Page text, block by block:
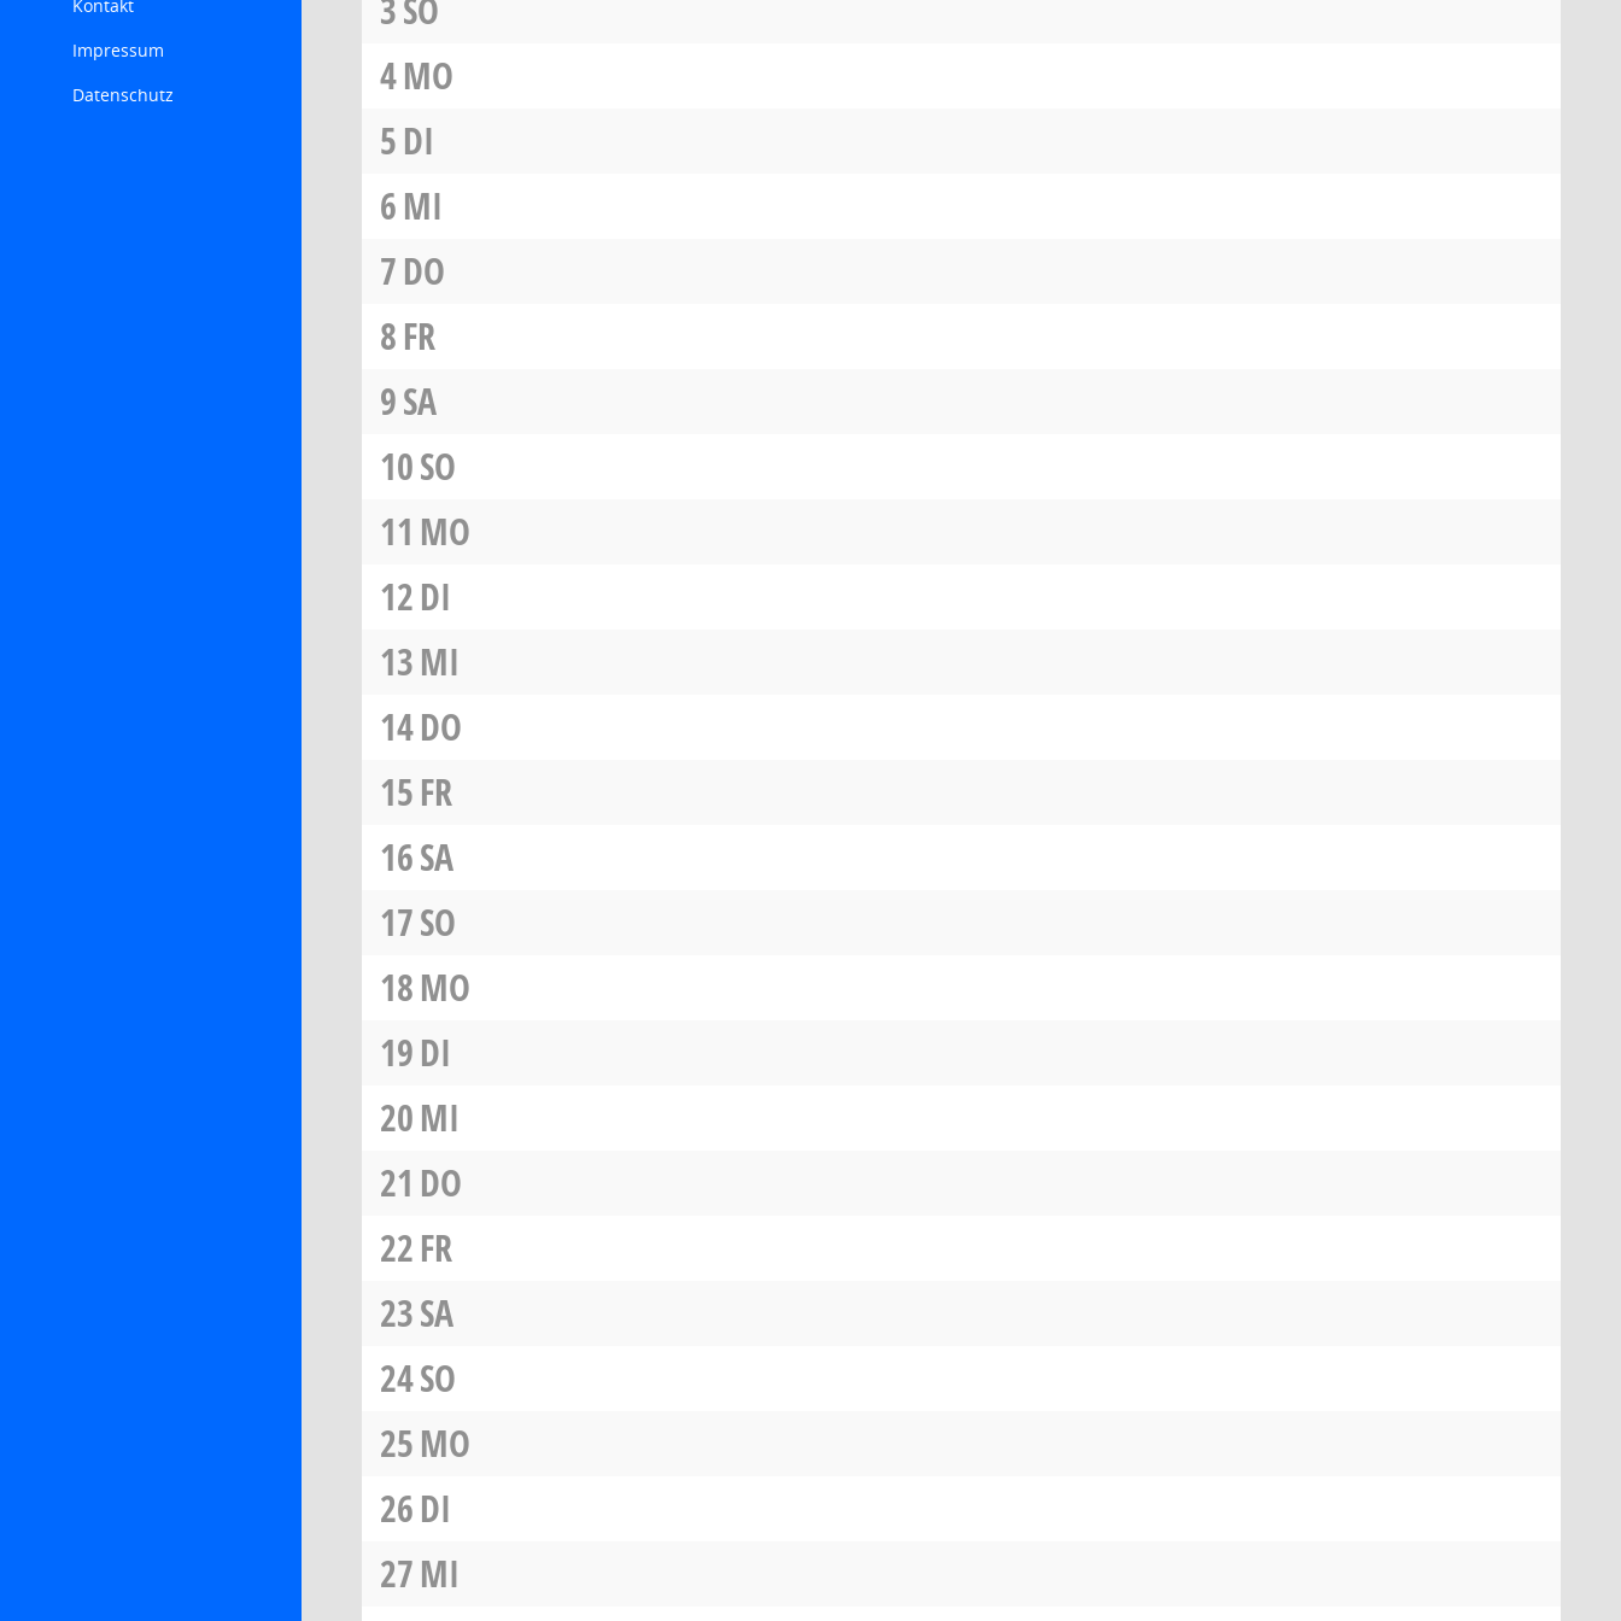
Kontakt
Impressum
Datenschutz
3SO
4MO
5DI
6MI
7DO
8FR
9SA
10SO
11 MO
12DI
13MI
14DO
15FR
16SA
17SO
18MO
19DI
20MI
21 DO
22FR
23SA
24SO
25MO
26DI
27MI